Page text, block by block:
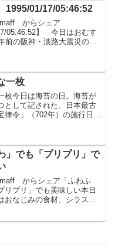
れはまさに大型共販時代の
01/17/05:46:52
からシェア
05:46:52】 今日はおむす
前の阪神・淡路大震災の
、食料、特にお米の重要性
一枚
枚今日は海苔の日。海苔が
として記された、日本最古
律令」（702年）の施行日に
くる...
」でも「プリプリ」で
からシェア「ふわふ
リプリ」でも美味しい本日
おなじみの食材、シラスを